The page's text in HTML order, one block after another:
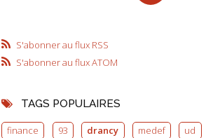
S'abonner au flux RSS
S'abonner au flux ATOM
TAGS POPULAIRES
finance 93 drancy medef ud